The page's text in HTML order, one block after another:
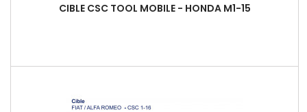
CIBLE CSC TOOL MOBILE - HONDA M1-15